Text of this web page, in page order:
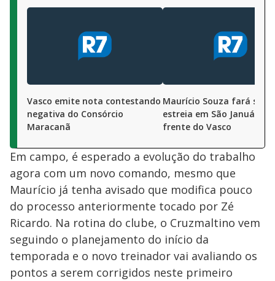
Vasco emite nota contestando
negativa do Consórcio
Maracanã
Maurício Souza fará sua
estreia em São Januário à
frente do Vasco
Em campo, é esperado a evolução do trabalho
agora com um novo comando, mesmo que
Maurício já tenha avisado que modifica pouco
do processo anteriormente tocado por Zé
Ricardo. Na rotina do clube, o Cruzmaltino vem
seguindo o planejamento do início da
temporada e o novo treinador vai avaliando os
pontos a serem corrigidos neste primeiro